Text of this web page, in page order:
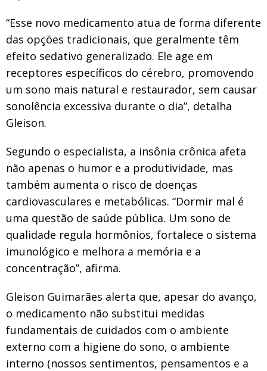
“Esse novo medicamento atua de forma diferente
das opções tradicionais, que geralmente têm
efeito sedativo generalizado. Ele age em
receptores específicos do cérebro, promovendo
um sono mais natural e restaurador, sem causar
sonolência excessiva durante o dia”, detalha
Gleison.
Segundo o especialista, a insônia crônica afeta
não apenas o humor e a produtividade, mas
também aumenta o risco de doenças
cardiovasculares e metabólicas. “Dormir mal é
uma questão de saúde pública. Um sono de
qualidade regula hormônios, fortalece o sistema
imunológico e melhora a memória e a
concentração”, afirma.
Gleison Guimarães alerta que, apesar do avanço,
o medicamento não substitui medidas
fundamentais de cuidados com o ambiente
externo com a higiene do sono, o ambiente
interno (nossos sentimentos, pensamentos e a